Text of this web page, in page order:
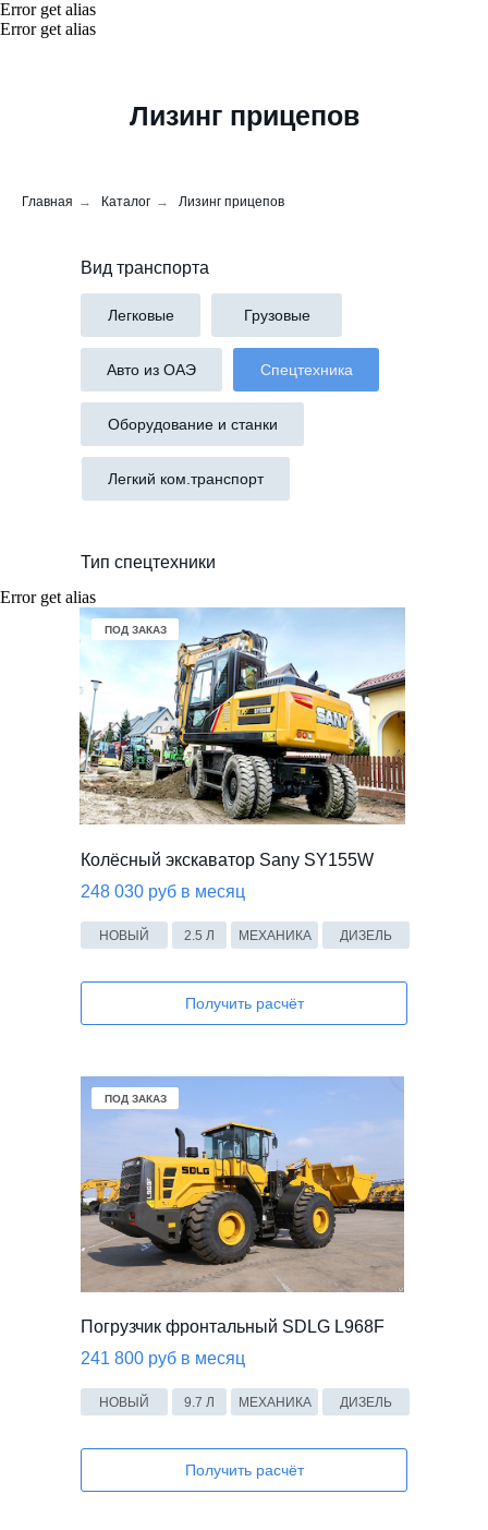
Error get alias
Error get alias
Лизинг прицепов
Главная → Каталог → Лизинг прицепов
Вид транспорта
Легковые Грузовые
Авто из ОАЭ
Легкий ком.транспорт
Спецтехника
Оборудование и станки
Тип спецтехники
Error get alias
Колёсный экскаватор Sany SY155W
248 030 руб в месяц
2.5 Л МЕХАНИКА ДИЗЕЛЬ
НОВЫЙ
Погрузчик фронтальный SDLG L968F
241 800 руб в месяц
9.7 Л МЕХАНИКА ДИЗЕЛЬ
НОВЫЙ
Получить расчёт
Получить расчёт
В НАЛИЧИИ
В НАЛИЧИИ
ПОД ЗАКАЗ
ПОД ЗАКАЗ
ПОД ЗАКАЗ